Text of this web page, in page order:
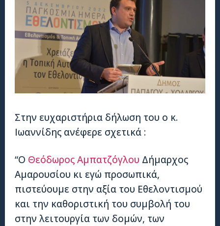
Στην ευχαριστήρια δήλωση του ο κ.
Ιωαννίδης ανέφερε σχετικά :
“Ο Θεόδωρος Αμπατζόγλου Δήμαρχος
Αμαρουσίου κι εγώ προσωπικά,
πιστεύουμε στην αξία του Εθελοντισμού
και την καθοριστική του συμβολή του
στην λειτουργία των δομών, των